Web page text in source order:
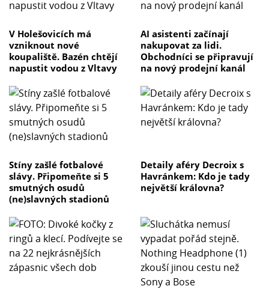
V Holešovicích má
vzniknout nové
koupaliště. Bazén chtějí
napustit vodou z Vltavy
AI asistenti začínají
nakupovat za lidi.
Obchodníci se připravují
na nový prodejní kanál
Stíny zašlé fotbalové
slávy. Připomeňte si 5
smutných osudů
(ne)slavných stadionů
Detaily aféry Decroix s
Havránkem: Kdo je tady
největší královna?